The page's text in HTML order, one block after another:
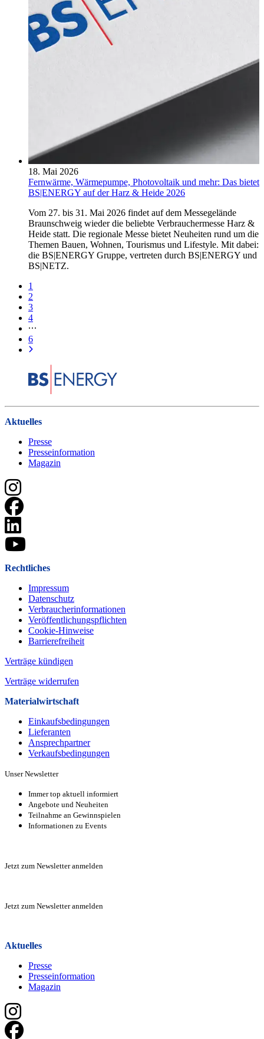
18. Mai 2026
Fernwärme, Wärmepumpe, Photovoltaik und mehr: Das bietet
BS|ENERGY auf der Harz & Heide 2026
Vom 27. bis 31. Mai 2026 findet auf dem Messegelände
Braunschweig wieder die beliebte Verbrauchermesse Harz &
Heide statt. Die regionale Messe bietet Neuheiten rund um die
Themen Bauen, Wohnen, Tourismus und Lifestyle. Mit dabei:
die BS|ENERGY Gruppe, vertreten durch BS|ENERGY und
BS|NETZ.
1
2
3
4
6
Aktuelles
Presse
Presseinformation
Magazin
Rechtliches
Impressum
Datenschutz
Verbraucherinformationen
Veröffentlichungspflichten
Cookie-Hinweise
Barrierefreiheit
Verträge kündigen
Verträge widerrufen
Materialwirtschaft
Einkaufsbedingungen
Lieferanten
Ansprechpartner
Verkaufsbeding­ungen
Unser Newsletter
Immer top aktuell informiert
Angebote und Neuheiten
Teilnahme an Gewinnspielen
Informationen zu Events
Jetzt zum Newsletter anmelden
Jetzt zum Newsletter anmelden
Aktuelles
Presse
Presseinformation
Magazin